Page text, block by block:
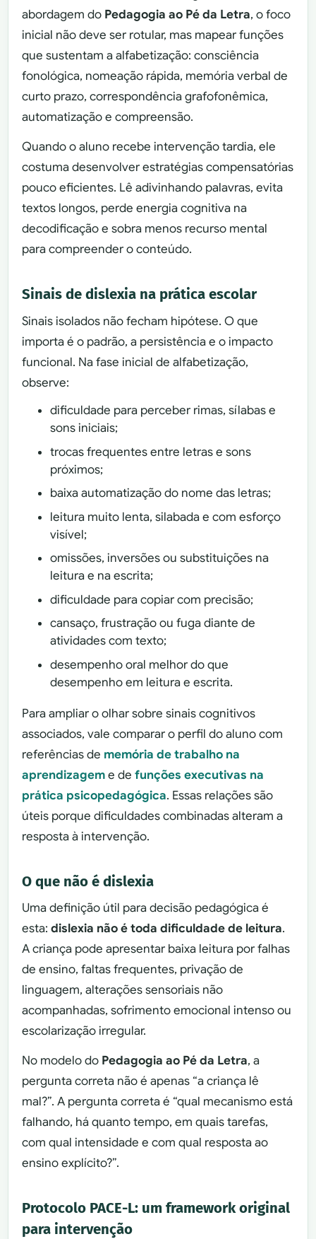
abordagem do Pedagogia ao Pé da Letra, o foco
inicial não deve ser rotular, mas mapear funções
que sustentam a alfabetização: consciência
fonológica, nomeação rápida, memória verbal de
curto prazo, correspondência grafofonêmica,
automatização e compreensão.
Quando o aluno recebe intervenção tardia, ele
costuma desenvolver estratégias compensatórias
pouco eficientes. Lê adivinhando palavras, evita
textos longos, perde energia cognitiva na
decodificação e sobra menos recurso mental
para compreender o conteúdo.
Sinais de dislexia na prática escolar
Sinais isolados não fecham hipótese. O que
importa é o padrão, a persistência e o impacto
funcional. Na fase inicial de alfabetização,
observe:
dificuldade para perceber rimas, sílabas e
sons iniciais;
trocas frequentes entre letras e sons
próximos;
baixa automatização do nome das letras;
leitura muito lenta, silabada e com esforço
visível;
omissões, inversões ou substituições na
leitura e na escrita;
dificuldade para copiar com precisão;
cansaço, frustração ou fuga diante de
atividades com texto;
desempenho oral melhor do que
desempenho em leitura e escrita.
Para ampliar o olhar sobre sinais cognitivos
associados, vale comparar o perfil do aluno com
referências de memória de trabalho na
aprendizageme defunções executivas na
prática psicopedagógica. Essas relações são
úteis porque dificuldades combinadas alteram a
resposta à intervenção.
O que não é dislexia
Uma definição útil para decisão pedagógica é
esta:dislexia não é toda dificuldade de leitura.
A criança pode apresentar baixa leitura por falhas
de ensino, faltas frequentes, privação de
linguagem, alterações sensoriais não
acompanhadas, sofrimento emocional intenso ou
escolarização irregular.
No modelo do Pedagogia ao Pé da Letra, a
pergunta correta não é apenas “a criança lê
mal?”. A pergunta correta é “qual mecanismo está
falhando, há quanto tempo, em quais tarefas,
com qual intensidade e com qual resposta ao
ensino explícito?”.
Protocolo PACE-L: um framework original
para intervenção